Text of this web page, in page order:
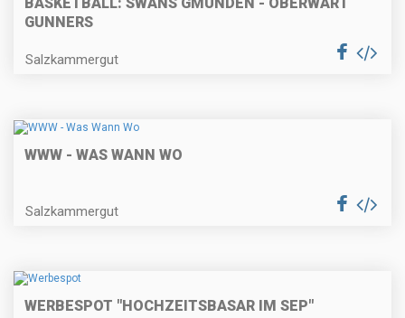
BASKETBALL: SWANS GMUNDEN - OBERWART
GUNNERS
Salzkammergut
WWW - WAS WANN WO
Salzkammergut
WERBESPOT "HOCHZEITSBASAR IM SEP"